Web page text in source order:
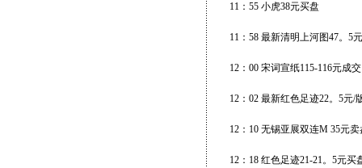
11：55 小虎38元买盘
11：58 最新清明上河图47。5
12：00 宋词宣纸115-116元成交
12：02 最新红色足迹22。5元/
12：10 无锡亚展双连M 35元卖
12：18 红色足迹21-21。5元买